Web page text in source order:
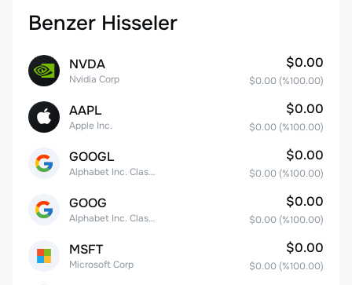
Benzer Hisseler
NVDA
Nvidia Corp
$0.00
$0.00 (%100.00)
AAPL
Apple Inc.
$0.00
$0.00 (%100.00)
GOOGL
Alphabet Inc. Class A Common Stock
$0.00
$0.00 (%100.00)
GOOG
Alphabet Inc. Class C Capital Stock
$0.00
$0.00 (%100.00)
MSFT
Microsoft Corp
$0.00
$0.00 (%100.00)